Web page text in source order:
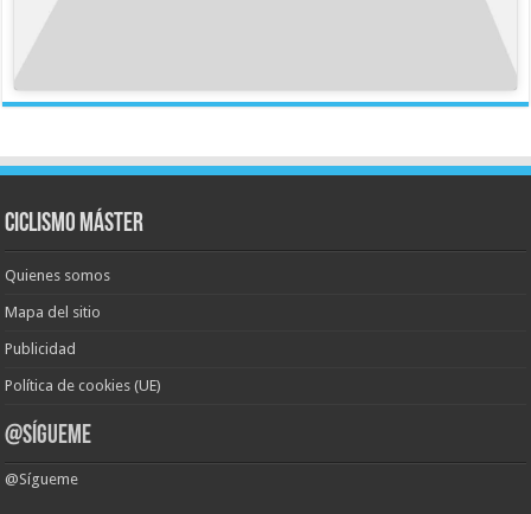
Ciclismo Máster
Quienes somos
Mapa del sitio
Publicidad
Política de cookies (UE)
@Sígueme
@Sígueme